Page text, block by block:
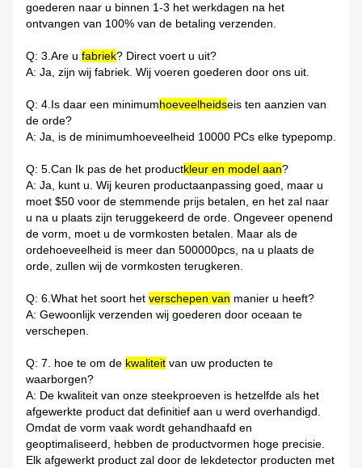
goederen naar u binnen 1-3 het werkdagen na het
ontvangen van 100% van de betaling verzenden.
Q: 3.Are u fabriek? Direct voert u uit?
A: Ja, zijn wij fabriek. Wij voeren goederen door ons uit.
Q: 4.Is daar een minimumhoeveelheidseis ten aanzien van
de orde?
A: Ja, is de minimumhoeveelheid 10000 PCs elke typepomp.
Q: 5.Can Ik pas de het productkleur en model aan?
A: Ja, kunt u. Wij keuren productaanpassing goed, maar u
moet $50 voor de stemmende prijs betalen, en het zal naar
u na u plaats zijn teruggekeerd de orde. Ongeveer openend
de vorm, moet u de vormkosten betalen. Maar als de
ordehoeveelheid is meer dan 500000pcs, na u plaats de
orde, zullen wij de vormkosten terugkeren.
Q: 6.What het soort het verschepen van manier u heeft?
A: Gewoonlijk verzenden wij goederen door oceaan te
verschepen.
Q: 7. hoe te om de kwaliteit van uw producten te
waarborgen?
A: De kwaliteit van onze steekproeven is hetzelfde als het
afgewerkte product dat definitief aan u werd overhandigd.
Omdat de vorm vaak wordt gehandhaafd en
geoptimaliseerd, hebben de productvormen hoge precisie.
Elk afgewerkt product zal door de lekdetector producten met